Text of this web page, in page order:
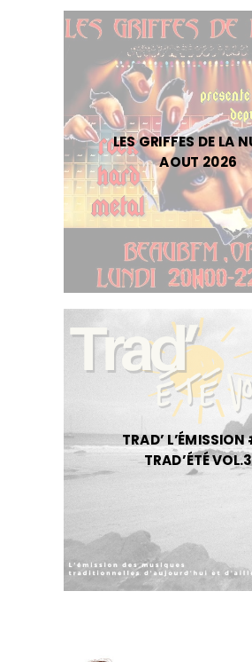
LES GRIFFES DE LA
AOUT 2026
TRAD’
TRAD’ÉTÉ VOL.3